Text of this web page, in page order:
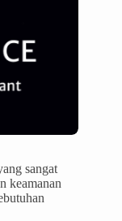
sangat
keamanan